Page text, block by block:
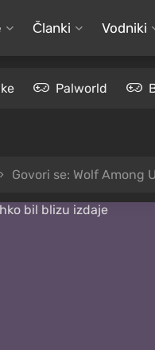
Članki Vodniki
Palworld
Govori se: Wolf Among